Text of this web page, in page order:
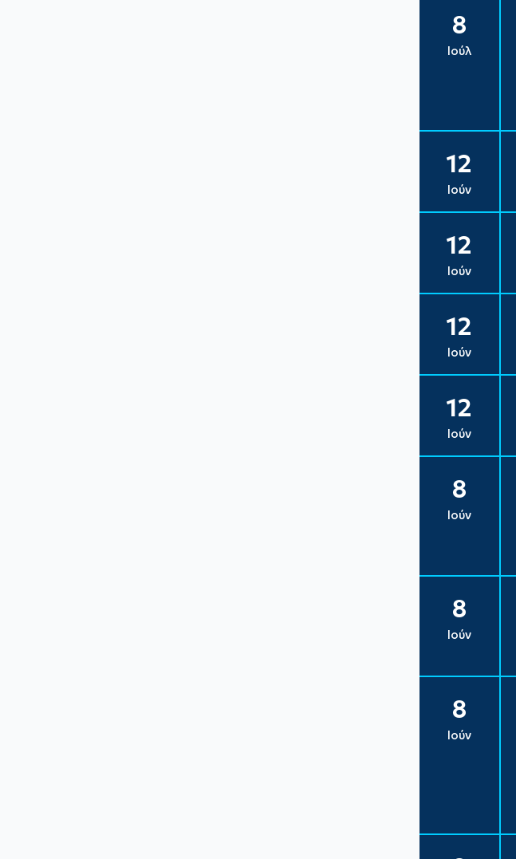
8
Ιούλ
12
Ιούν
12
Ιούν
12
Ιούν
12
Ιούν
8
Ιούν
8
Ιούν
8
Ιούν